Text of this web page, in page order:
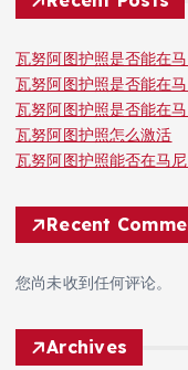
瓦努阿图护照是否能在
瓦努阿图护照是否能在
瓦努阿图护照是否能在
瓦努阿图护照怎么激活
瓦努阿图护照能否在马
Recent
您尚未收到任何评论。
Archives